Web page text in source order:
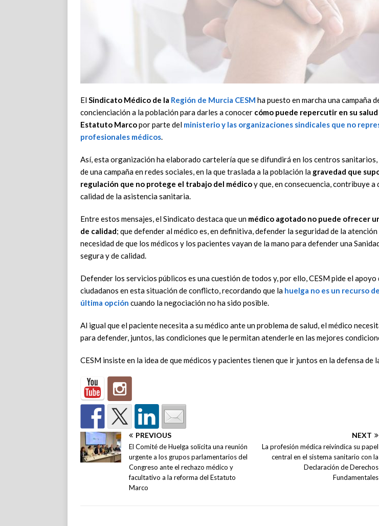
ElSindicato Médico de la Región de Murcia CESM ha puesto en marcha una campaña
concienciación a la población para darles a conocer cómo puede repercutir en su salud
Estatuto Marcopor parte del ministerio y las organizaciones sindicales que no
profesionales médicos.
Así, esta organización ha elaborado cartelería que se difundirá en los centros sanitarios,
de una campaña en redes sociales, en la que traslada a la población la gravedad que
regulación que no protege el trabajo del médicoy que, en consecuencia, contribuye
calidad de la asistencia sanitaria.
Entre estos mensajes, el Sindicato destaca que un médico agotado no puede ofrecer
de calidad; que defender al médico es, en definitiva, defender la seguridad de la
necesidad de que los médicos y los pacientes vayan de la mano para defender una
segura y de calidad.
Defender los servicios públicos es una cuestión de todos y, por ello, CESM pide el apoyo
ciudadanos en esta situación de conflicto, recordando que la huelga no es un recurso
última opción cuando la negociación no ha sido posible.
Al igual que el paciente necesita a su médico ante un problema de salud, el médico
para defender, juntos, las condiciones que le permitan atenderle en las mejores
CESM insiste en la idea de que médicos y pacientes tienen que ir juntos en la defensa de
PREVIOUS
El Comité de Huelga solicita una reunión
urgente a los grupos parlamentarios del
Congreso ante el rechazo médico y
facultativo a la reforma del Estatuto
Marco
NEXT
La profesión médica reivindica su papel
central en el sistema sanitario con la
Declaración de Derechos
Fundamentales